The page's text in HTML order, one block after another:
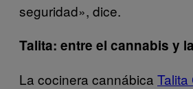
seguridad», dice.
Talita: entre el cannabis y
La cocinera cannábica Talita